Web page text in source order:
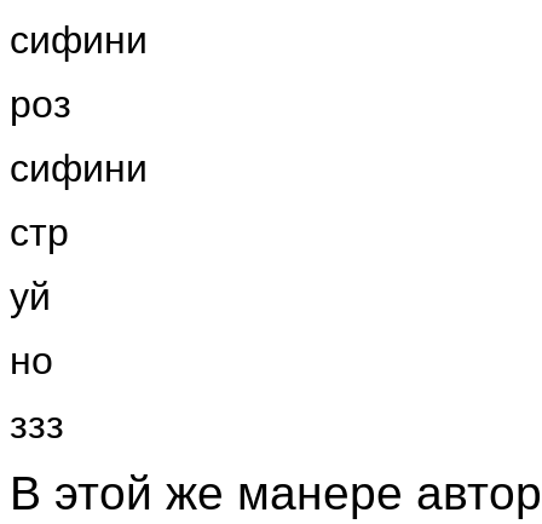
сифини
роз
сифини
стр
уй
но
ззз
В этой же манере